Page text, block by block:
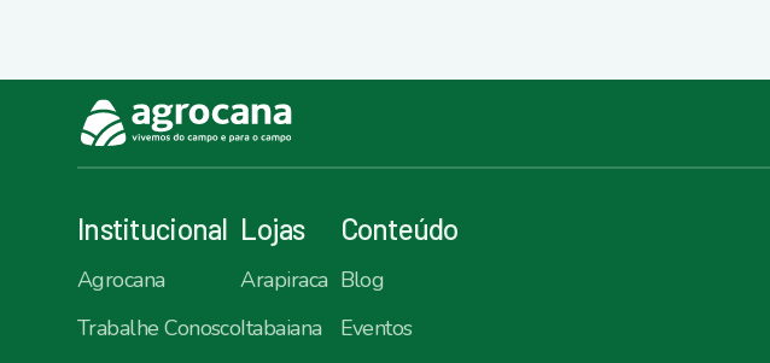
Institucional
Agrocana
Trabalhe Conosco
Lojas
Arapiraca
Itabaiana
Conteúdo
Blog
Eventos